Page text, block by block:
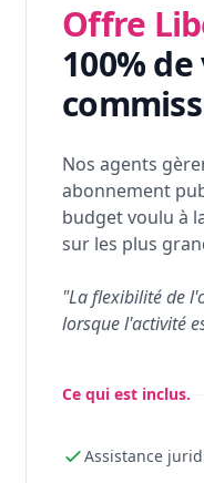
Offre
100% de
Nos agents
abonnement
budget voulu à
sur les plus
"La flexibilité de
lorsque l'activité
Ce qui est inclus.
Assistance